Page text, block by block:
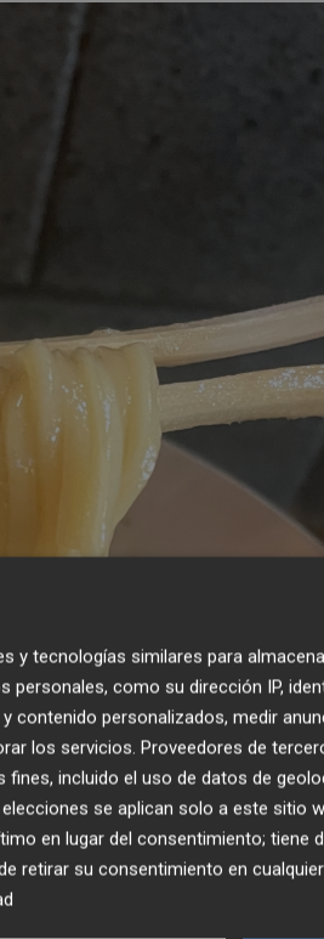
tecnologías similares para
como su dirección IP,
contenido personalizados, medir
los servicios. Proveedores de
incluido el uso de datos de
se aplican solo a este sitio
en lugar del consentimiento; tiene
retirar su consentimiento en